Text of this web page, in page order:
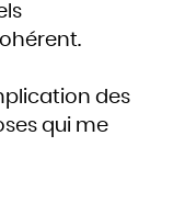
des
qui me